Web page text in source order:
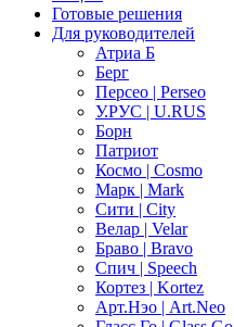
Готовые решения
Для руководителей
Атриа Б
Берг
Персео | Perseo
У.РУС | U.RUS
Борн
Патриот
Космо | Cosmo
Марк | Mark
Сити | City
Велар | Velar
Браво | Bravo
Спич | Speech
Кортез | Kortez
Арт.Нэо | Art.Neo